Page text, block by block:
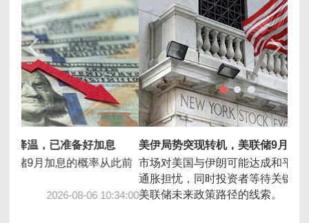
现了加速上涨到逼空上涨再到加速拉升，浪型结构完成
趋势，美盘关注第一支撑4330/4335区域支撑，第二支
撑关键枢纽4305/4300，结构分水岭4295，上方同步压
制第一4365/4370，第二区间4385/4390区域。【个人
观点，仅供参考】
7月非农恐仅增8.3万，美联储降息预期再升温
美国7月就业增长预计仍将疲软，非农就业人数和失业
率可能维持相对稳定，但经济学家将重点关注表面数据
之外的指标，以判断劳动力市场的真实健康状况。
一